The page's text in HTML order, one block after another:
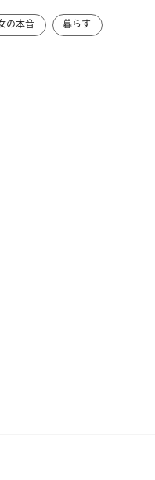
の本音
暮らす